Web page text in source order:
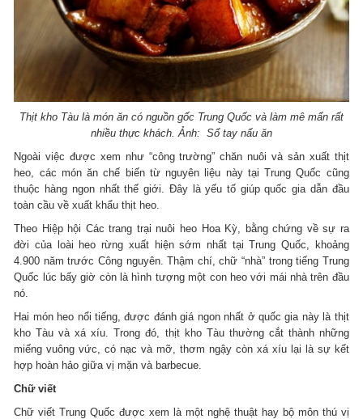
Thịt kho Tàu là món ăn có nguồn gốc Trung Quốc và làm mê mẩn rất
nhiều thực khách. Ảnh: Sổ tay nấu ăn
Ngoài việc được xem như “công trường” chăn nuôi và sản xuất thịt
heo, các món ăn chế biến từ nguyên liệu này tại Trung Quốc cũng
thuộc hàng ngon nhất thế giới. Đây là yếu tố giúp quốc gia dẫn đầu
toàn cầu về xuất khẩu thịt heo.
Theo Hiệp hội Các trang trại nuôi heo Hoa Kỳ, bằng chứng về sự ra
đời của loài heo rừng xuất hiện sớm nhất tại Trung Quốc, khoảng
4.900 năm trước Công nguyên. Thậm chí, chữ “nhà” trong tiếng Trung
Quốc lúc bấy giờ còn là hình tượng một con heo với mái nhà trên đầu
nó.
Hai món heo nổi tiếng, được đánh giá ngon nhất ở quốc gia này là thịt
kho Tàu và xá xíu. Trong đó, thịt kho Tàu thường cắt thành những
miếng vuông vức, có nạc và mỡ, thơm ngậy còn xá xíu lại là sự kết
hợp hoàn hảo giữa vị mặn và barbecue.
Chữ viết
Chữ viết Trung Quốc được xem là một nghệ thuật hay bộ môn thú vị